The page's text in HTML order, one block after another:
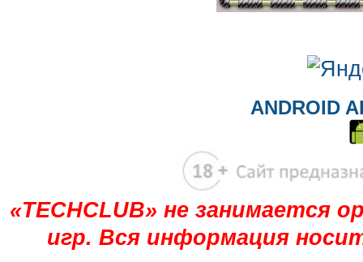
ANDROID
«TECHCLUB» не занимается
игр. Вся информация